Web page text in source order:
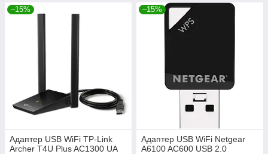
–15%
Адаптер USB WiFi TP-Link
Archer T4U Plus AC1300 UA
–15%
Адаптер USB WiFi Netgear
A6100 AC600 USB 2.0